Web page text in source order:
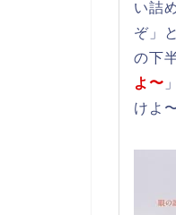
い詰
ぞ」
の下
よ〜
けよ